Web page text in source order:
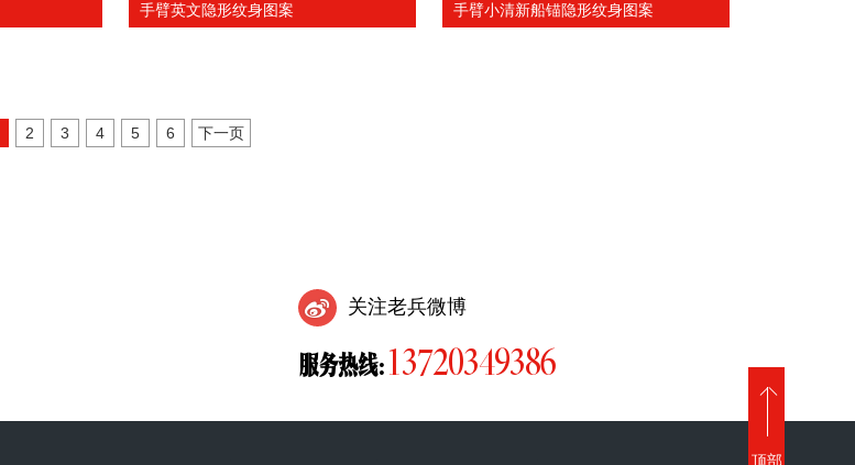
手臂英文隐形纹身图案 手臂小清新船锚隐形纹身图案
2 3 4 5 6 下一页
关注老兵微博
服务热线: 13720349386
顶部